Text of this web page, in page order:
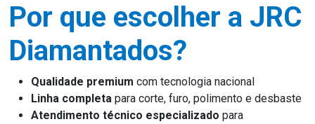
Por que escolher a JRC
Diamantados?
Qualidade premium com tecnologia nacional
Linha completa para corte, furo, polimento e desbaste
Atendimento técnico especializado para